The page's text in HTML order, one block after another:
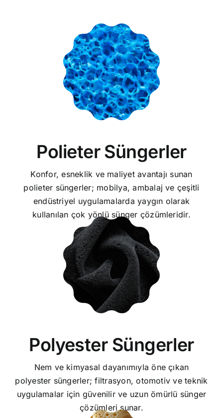
Polieter Süngerler
Konfor, esneklik ve maliyet avantajı sunan
polieter süngerler; mobilya, ambalaj ve çeşitli
endüstriyel uygulamalarda yaygın olarak
kullanılan çok yönlü sünger çözümleridir.
Polyester Süngerler
Nem ve kimyasal dayanımıyla öne çıkan
polyester süngerler; filtrasyon, otomotiv ve teknik
uygulamalar için güvenilir ve uzun ömürlü sünger
çözümleri sunar.